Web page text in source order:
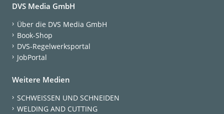
DVS Media GmbH
Über die DVS Media GmbH
Book-Shop
DVS-Regelwerksportal
JobPortal
Weitere Medien
SCHWEISSEN UND SCHNEIDEN
WELDING AND CUTTING